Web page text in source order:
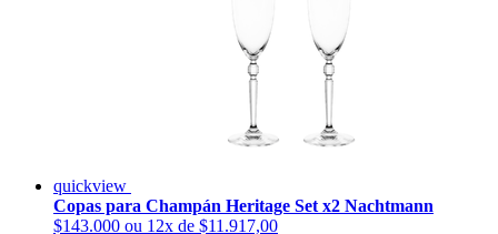
quickview
Copas para Champán Heritage Set x2 Nachtmann
$143.000 ou 12x de $11.917,00